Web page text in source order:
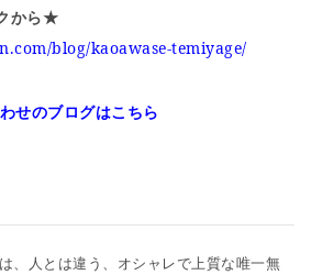
から★
blog/kaoawase-temiyage/
せのブログはこちら
、人とは違う、オシャレで上質な唯一無